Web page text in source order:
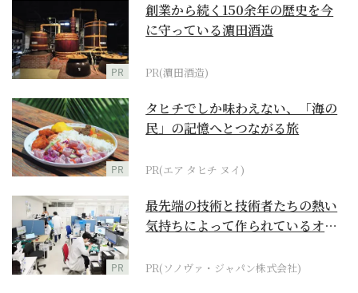
PR
創業から続く150余年の歴史を今
に守っている濵田酒造
PR(濵田酒造)
PR
タヒチでしか味わえない、「海の
民」の記憶へとつながる旅
PR(エア タヒチ ヌイ)
PR
最先端の技術と技術者たちの熱い
気持ちによって作られているオー
PR(ソノヴァ・ジャパン株式会社)